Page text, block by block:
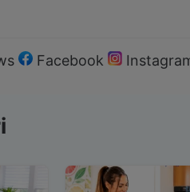
Facebook